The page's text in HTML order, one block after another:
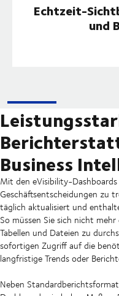
Echtzeit-
und
Business
Mit den eVisibility-
Geschäftsentscheidungen zu
täglich aktualisiert und
So müssen Sie sich nicht
Tabellen und Dateien zu
sofortigen Zugriff auf die
langfristige Trends oder
Neben